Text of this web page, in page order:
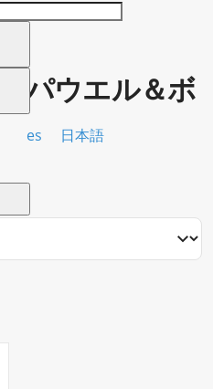
es 日本語
パウエル＆ボ